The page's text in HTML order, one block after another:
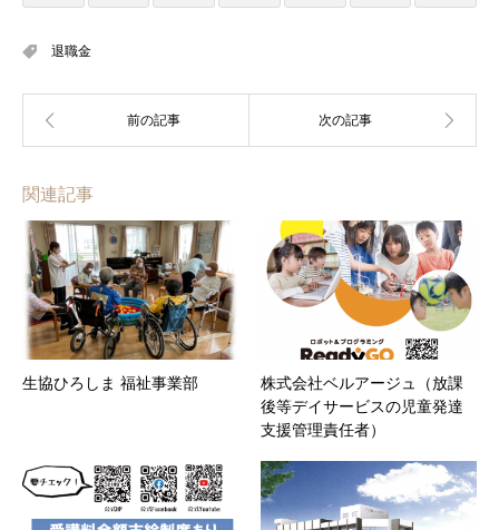
退職金
関連記事
生協ひろしま 福祉事業部
株式会社ベルアージュ（放課
後等デイサービスの児童発達
支援管理責任者）